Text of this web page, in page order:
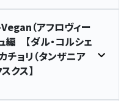
（アフロヴィー
編 【ダル・コルシェ
チョリ（タンザニア
クス】